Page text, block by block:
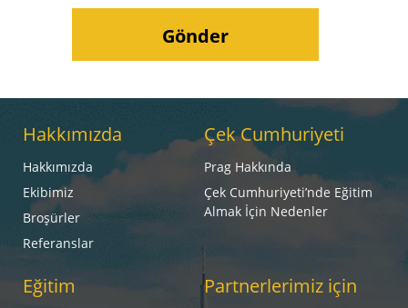
Hakkımızda
Hakkımızda
Ekibimiz
Broşürler
Referanslar
Çek Cumhuriyeti
Prag Hakkında
Çek Cumhuriyeti’nde Eğitim
Almak İçin Nedenler
Eğitim Partnerlerimiz için